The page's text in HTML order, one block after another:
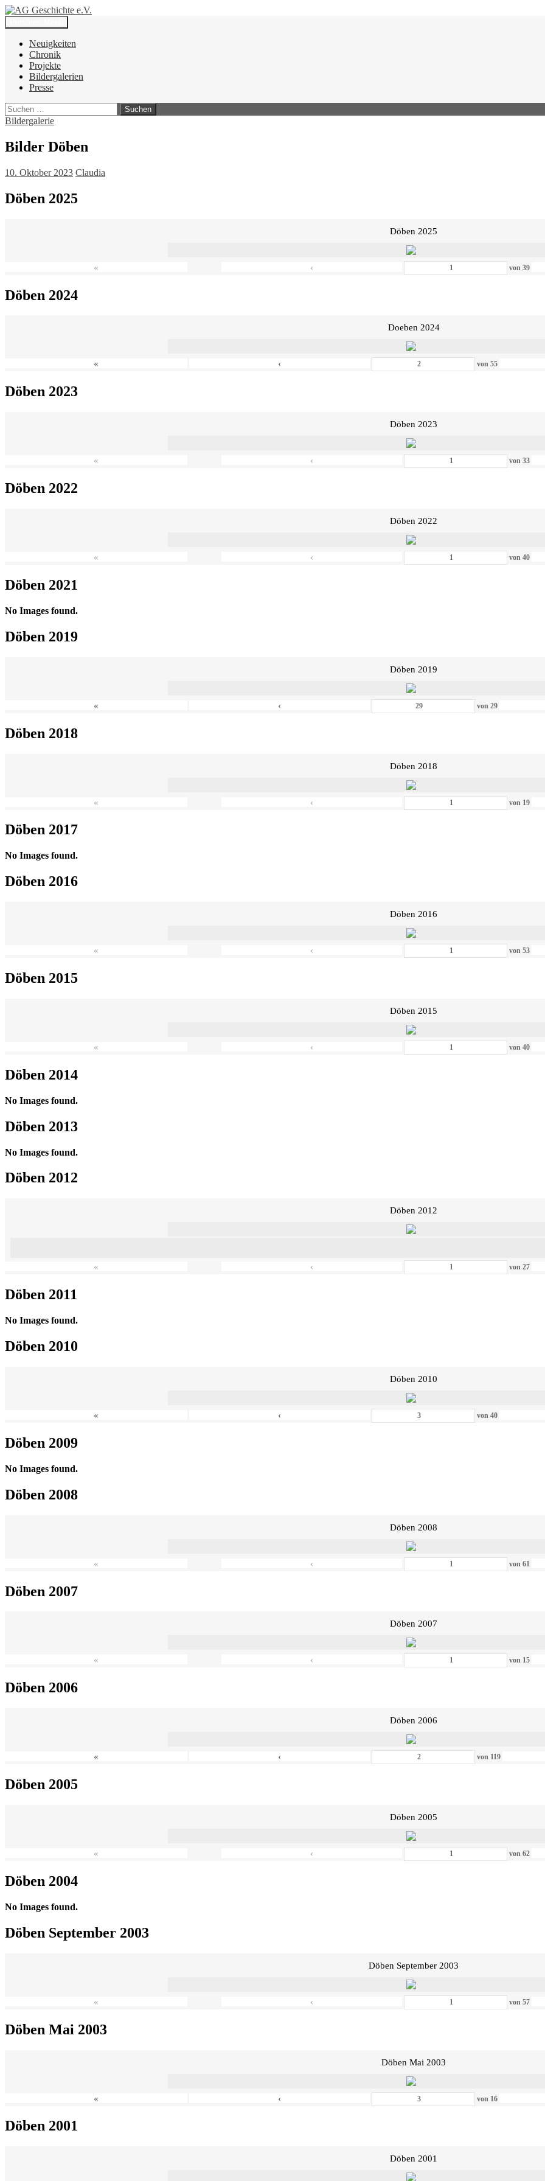
Zum
Inhalt
springen
AG Geschichte e.V.
Suchen
Neuigkeiten
Chronik
Projekte
Bildergalerien
Presse
Suchen
nach:
Bildergalerie
Bilder Döben
10. Oktober 2023 Claudia
Döben 2025
Döben 2025
« ‹ von39
Döben 2024
Doeben 2024
« ‹ von55
Döben 2023
Döben 2023
« ‹ von33
Döben 2022
Döben 2022
« ‹ von40
Döben 2021
No Images found.
Döben 2019
Döben 2019
« ‹ von29
Döben 2018
Döben 2018
« ‹ von 19
Döben 2017
No Images found.
Döben 2016
Döben 2016
« ‹ von53
Döben 2015
Döben 2015
« ‹ von40
Döben 2014
No Images found.
Döben 2013
No Images found.
Döben 2012
Döben 2012
« ‹ von27
Döben 2011
No Images found.
Döben 2010
Döben 2010
« ‹ von40
Döben 2009
No Images found.
Döben 2008
Döben 2008
« ‹ von61
Döben 2007
Döben 2007
« ‹ von 15
Döben 2006
Döben 2006
« ‹ von 119
Döben 2005
Döben 2005
« ‹ von62
Döben 2004
No Images found.
Döben September 2003
Döben September 2003
« ‹ von57
Döben Mai 2003
Döben Mai 2003
« ‹ von 16
Döben 2001
Döben 2001